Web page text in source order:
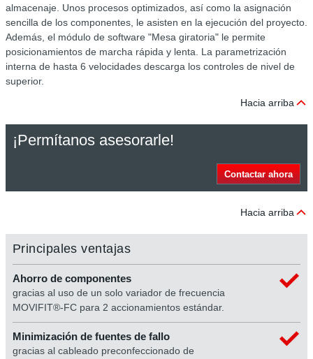
almacenaje. Unos procesos optimizados, así como la asignación
sencilla de los componentes, le asisten en la ejecución del proyecto.
Además, el módulo de software "Mesa giratoria" le permite
posicionamientos de marcha rápida y lenta. La parametrización
interna de hasta 6 velocidades descarga los controles de nivel de
superior.
Hacia arriba
¡Permítanos asesorarle!
Contactar ahora
Hacia arriba
Principales ventajas
Ahorro de componentes
gracias al uso de un solo variador de frecuencia
MOVIFIT®-FC para 2 accionamientos estándar.
Minimización de fuentes de fallo
gracias al cableado preconfeccionado de